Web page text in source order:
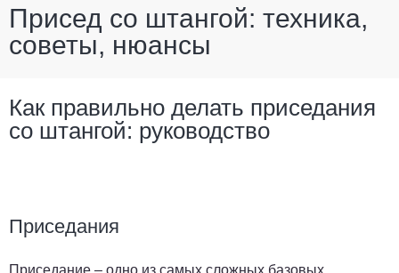
Присед со штангой: техника,
советы, нюансы
Как правильно делать приседания
со штангой: руководство
Приседания
Приседание – одно из самых сложных базовых